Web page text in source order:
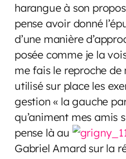
harangue à son
pense avoir donné
d’une manière
posée comme je la
me fais le reproche de
utilisé sur place les
gestion « la gauche
qu’animent mes amis
pense là au
Gabriel Amard sur la